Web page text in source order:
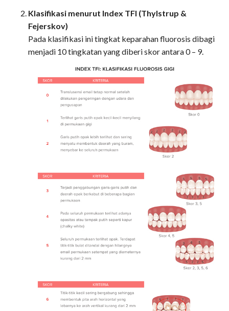
Klasifikasi menurut Index TFI (Thylstrup &
Fejerskov)
Pada klasifikasi ini tingkat keparahan fluorosis dibagi
menjadi 10 tingkatan yang diberi skor antara 0 – 9.